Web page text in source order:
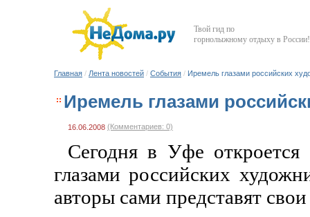
Твой гид по
горнолыжному отдыху в России!
Главная / Лента новостей / События / Иремель глазами российских
Иремель глазами
16.06.2008 (Комментариев: 0)
Сегодня в Уфе откроется
глазами российских
авторы сами представят